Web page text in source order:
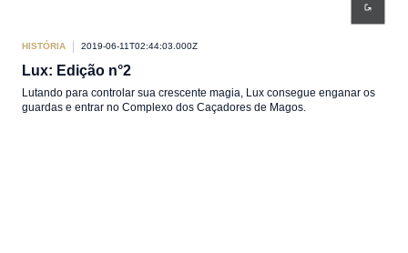
HISTÓRIA 2019-06-11T02:44:03.000Z
Lux: Edição n°2
Lutando para controlar sua crescente magia, Lux consegue enganar os
guardas e entrar no Complexo dos Caçadores de Magos.